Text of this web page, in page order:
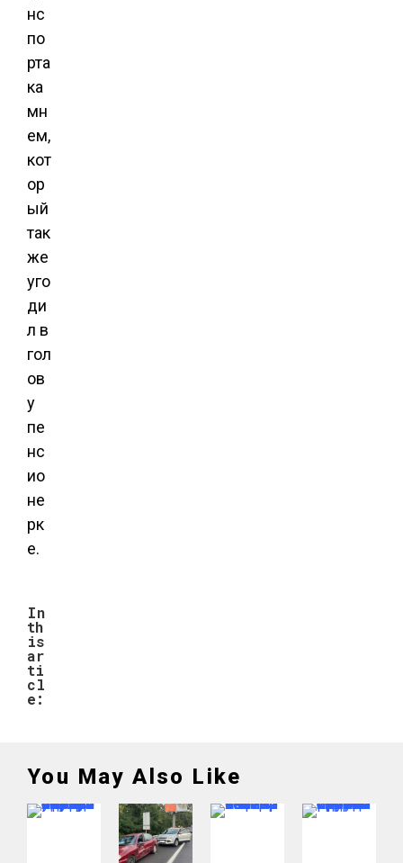
нс
по
рта
ка
мн
ем,
кот
ор
ый
так
же
уго
ди
л в
гол
ов
у
пе
нс
ио
не
рк
е.
In
th
is
ar
ti
cl
e:
You May Also Like